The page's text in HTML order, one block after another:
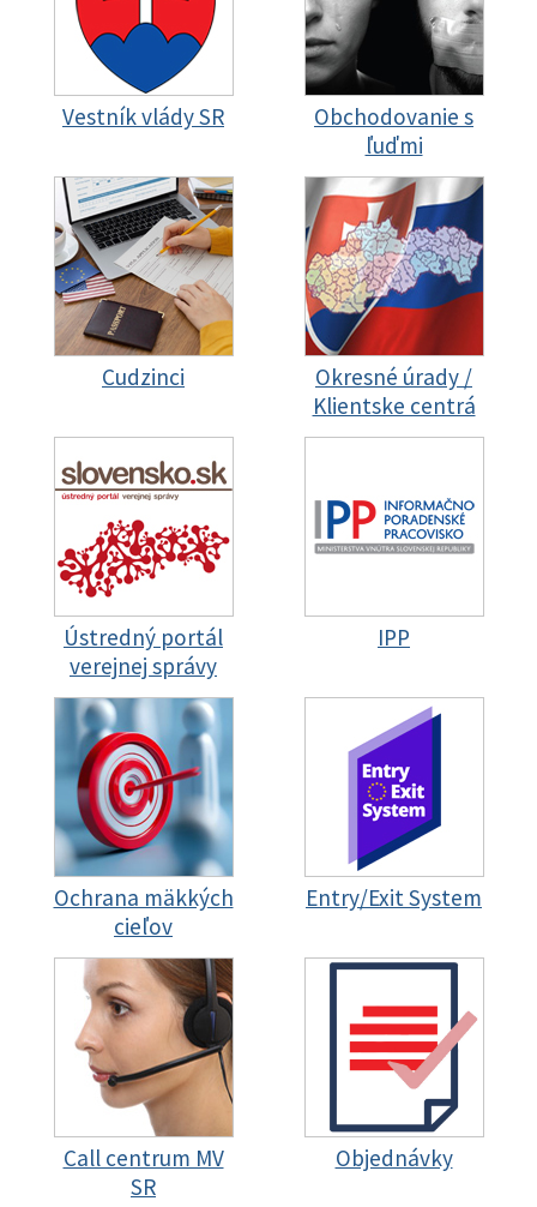
Vestník vlády SR
Obchodovanie s
ľuďmi
Cudzinci
Okresné úrady /
Klientske centrá
Ústredný portál
verejnej správy
IPP
Ochrana mäkkých
cieľov
Entry/Exit System
Call centrum MV
SR
Objednávky